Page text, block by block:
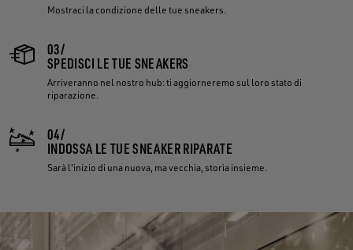
Mostraci la condizione delle tue sneakers.
03/
SPEDISCI LE TUE SNEAKERS
Arriveranno nel nostro hub: ti aggiorneremo sul loro stato di
riparazione.
04/
INDOSSA LE TUE SNEAKER RIPARATE
Sarà l'inizio di una nuova, ma vecchia, storia insieme.